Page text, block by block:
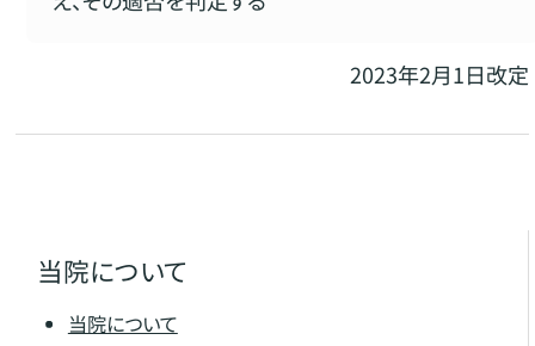
2023年2月1日改定
当院について
当院について